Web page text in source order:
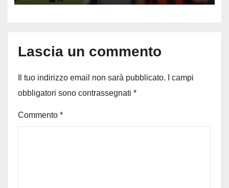
Milan
Lascia un commento
Il tuo indirizzo email non sarà pubblicato.
I campi
obbligatori sono contrassegnati *
Commento *